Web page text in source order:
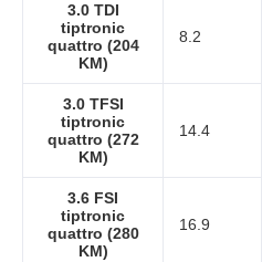
3.0 TDI
tiptronic
quattro (204
KM)
8.2
3.0 TFSI
tiptronic
quattro (272
KM)
14.4
3.6 FSI
tiptronic
quattro (280
KM)
16.9